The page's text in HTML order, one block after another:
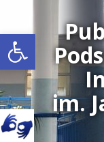
Open
im.